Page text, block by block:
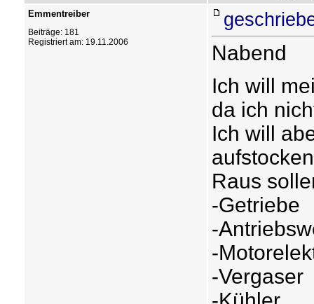
Emmentreiber
Beiträge: 181
Registriert am: 19.11.2006
Nabend
Ich will
da ich
Ich will
Raus
-Getriebe
-
-
-Vergaser